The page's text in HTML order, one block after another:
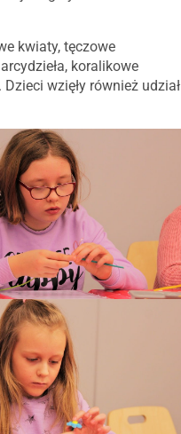
kwiaty, tęczowe
koralikowe
wzięły również udział